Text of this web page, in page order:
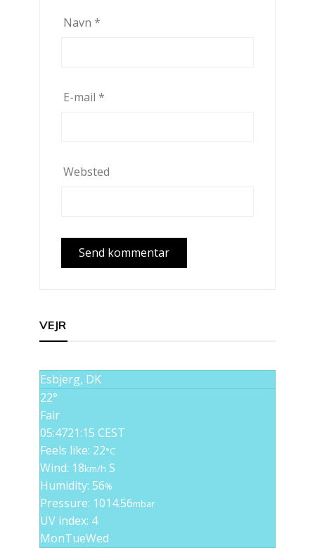
Navn *
E-mail *
Websted
VEJR
Esbjerg, DK
22°
Fair
05:4721:15 CEST
Feels like: 22°C
Wind: 18km/h S
Humidity: 56%
Pressure: 1014.56mbar
UV index: 4
MonTueWed